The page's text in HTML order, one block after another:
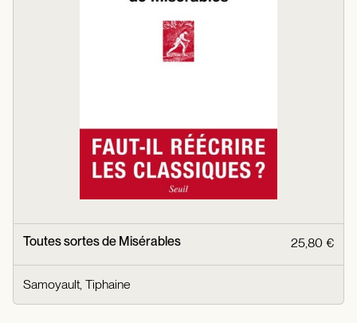
Toutes sortes de Misérables 25,80 €
Samoyault, Tiphaine